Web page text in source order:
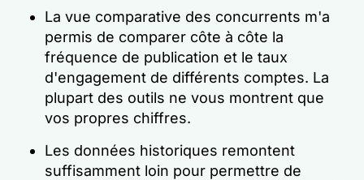
La vue comparative des concurrents m'a
permis de comparer côte à côte la
fréquence de publication et le taux
d'engagement de différents comptes. La
plupart des outils ne vous montrent que
vos propres chiffres.
Les données historiques remontent
suffisamment loin pour permettre de